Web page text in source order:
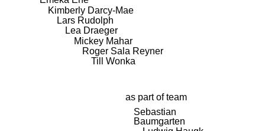
Kimberly Darcy-Mae
Lars Rudolph
Lea Draeger
Mickey Mahar
Roger Sala Reyner
Till Wonka
as part of team
Sebastian
Baumgarten